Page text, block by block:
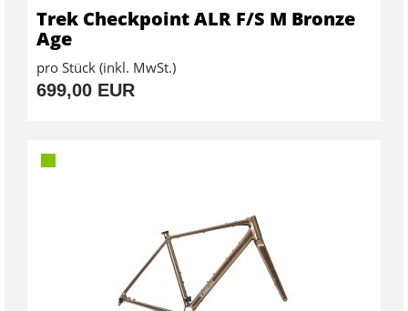
Trek Checkpoint ALR F/S M Bronze
Age
pro Stück (inkl. MwSt.)
699,00 EUR